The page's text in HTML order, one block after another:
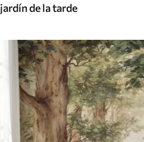
jardín de la tarde